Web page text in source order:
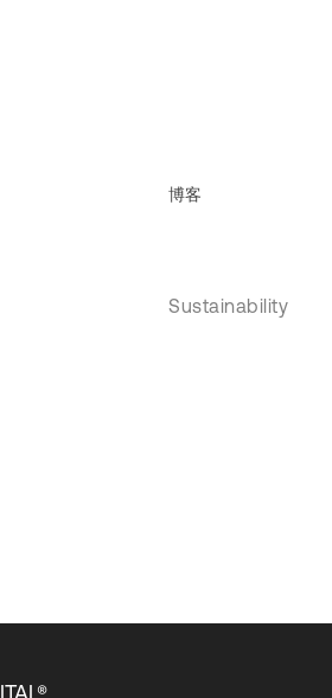
博客
Sustainability